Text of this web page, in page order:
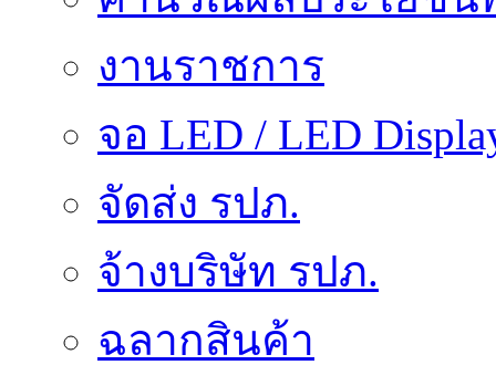
งานราชการ
จอ LED / LED
จัดส่ง รปภ.
จ้างบริษัท รปภ.
ฉลากสินค้า